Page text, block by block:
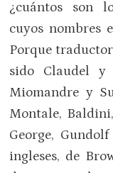
¿cuántos son
cuyos nombres
Porque
sido Claudel y
Miomandre y
Montale,
George,
ingleses, de